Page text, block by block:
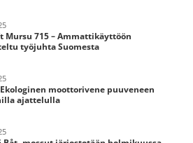
Mursu 715 – Ammattikäyttöön
työjuhta Suomesta
moottorivene puuveneen
ajattelulla